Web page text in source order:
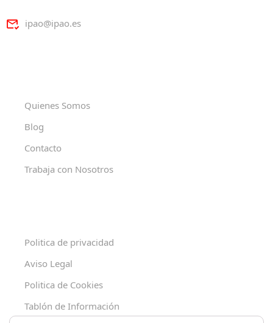
ipao@ipao.es
Quienes Somos
Blog
Contacto
Trabaja con Nosotros
Politica de privacidad
Aviso Legal
Politica de Cookies
Tablón de Información